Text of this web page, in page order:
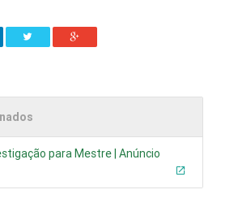
para Mestre | Anúncio